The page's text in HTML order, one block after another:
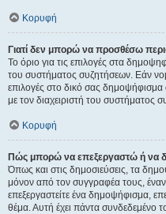
Κορυφή
Γιατί δεν μπορώ να προσθέσω
Το όριο για τις επιλογές στα
του συστήματος συζητήσεων. Εάν
επιλογές στο δικό σας δημοψήφισμα
με τον διαχειριστή του συστήματος
Κορυφή
Πώς μπορώ να επεξεργαστώ ή να
Όπως και στις δημοσιεύσεις, τα
μόνον από τον συγγραφέα τους, έναν
επεξεργαστείτε ένα δημοψήφισμα,
θέμα. Αυτή έχει πάντα συνδεδεμένο